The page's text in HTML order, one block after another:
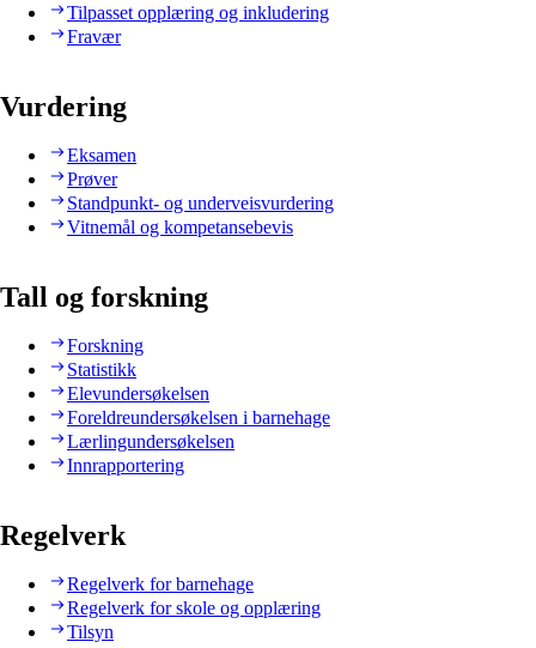
Tilpasset opplæring og inkludering
Fravær
Vurdering
Eksamen
Prøver
Standpunkt- og underveisvurdering
Vitnemål og kompetansebevis
Tall og forskning
Forskning
Statistikk
Elevundersøkelsen
Foreldreundersøkelsen i barnehage
Lærlingundersøkelsen
Innrapportering
Regelverk
Regelverk for barnehage
Regelverk for skole og opplæring
Tilsyn